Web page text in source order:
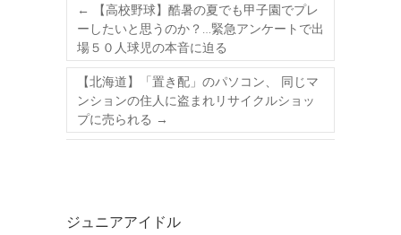
←
【高校野球】酷暑の夏でも甲子園でプレ
ーしたいと思うのか？…緊急アンケートで出
場５０人球児の本音に迫る
【北海道】「置き配」のパソコン、 同じマ
ンションの住人に盗まれリサイクルショッ
プに売られる →
ジュニアアイドル